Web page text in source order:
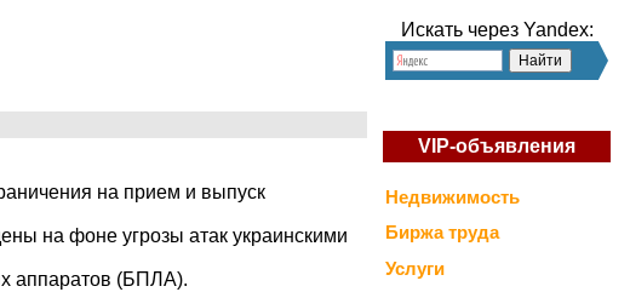
на прием и выпуск
на фоне угрозы атак украинскими
аппаратов (БПЛА).
Искать через Yandex:
VIP-объявления
Недвижимость
Биржа труда
Услуги